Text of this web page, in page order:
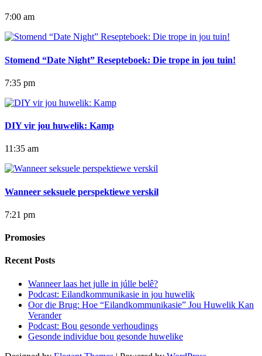
7:00 am
Stomend “Date Night” Resepteboek: Die trope in jou tuin!
7:35 pm
DIY vir jou huwelik: Kamp
11:35 am
Wanneer seksuele perspektiewe verskil
7:21 pm
Promosies
Recent Posts
Wanneer laas het julle in júlle belê?
Podcast: Eilandkommunikasie in jou huwelik
Oor die Brug: Hoe “Eilandkommunikasie” Jou Huwelik Kan
Verander
Podcast: Bou gesonde verhoudings
Gesonde individue bou gesonde huwelike